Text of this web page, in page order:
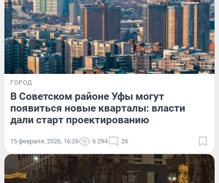
ГОРОД
В Советском районе Уфы могут
появиться новые кварталы: власти
дали старт проектированию
15 февраля, 2026, 16:26 6 294 26